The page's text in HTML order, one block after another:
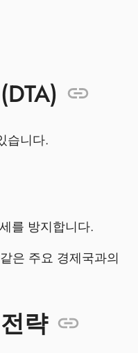
습니다.
를 방지합니다.
은 주요 경제국과의
략